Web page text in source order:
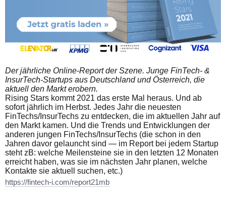
Der jährliche Online-Report der Szene. Junge FinTech- &
InsurTech-Startups aus Deutschland und Österreich, die
aktuell den Markt erobern.
Rising Stars kommt 2021 das erste Mal heraus. Und ab
sofort jährlich im Herbst. Jedes Jahr die neuesten
FinTechs/InsurTechs zu entdecken, die im aktuellen Jahr auf
den Markt kamen. Und die Trends und Entwicklungen der
anderen jungen FinTechs/InsurTechs (die schon in den
Jahren davor gelauncht sind — im Report bei jedem Startup
steht zB: welche Meilensteine sie in den letzten 12 Monaten
erreicht haben, was sie im nächsten Jahr planen, welche
Kontakte sie aktuell suchen, etc.)
https://fintech-i.com/report21mb